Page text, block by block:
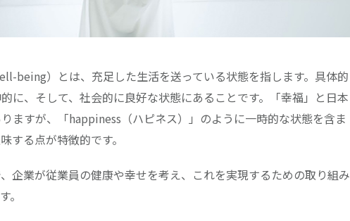
being）とは、充足した生活を送っている状態を指します。具体的
に、そして、社会的に良好な状態にあることです。「幸福」と日本
ますが、「happiness（ハピネス）」のように一時的な状態を含ま
する点が特徴的です。
企業が従業員の健康や幸せを考え、これを実現するための取り組み
。